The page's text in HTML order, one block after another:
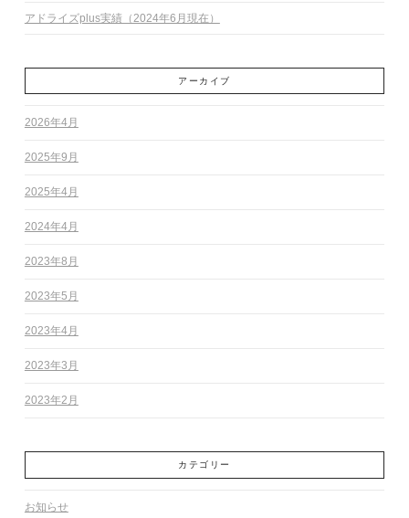
アドライズplus実績（2024年6月現在）
アーカイブ
2026年4月
2025年9月
2025年4月
2024年4月
2023年8月
2023年5月
2023年4月
2023年3月
2023年2月
カテゴリー
お知らせ